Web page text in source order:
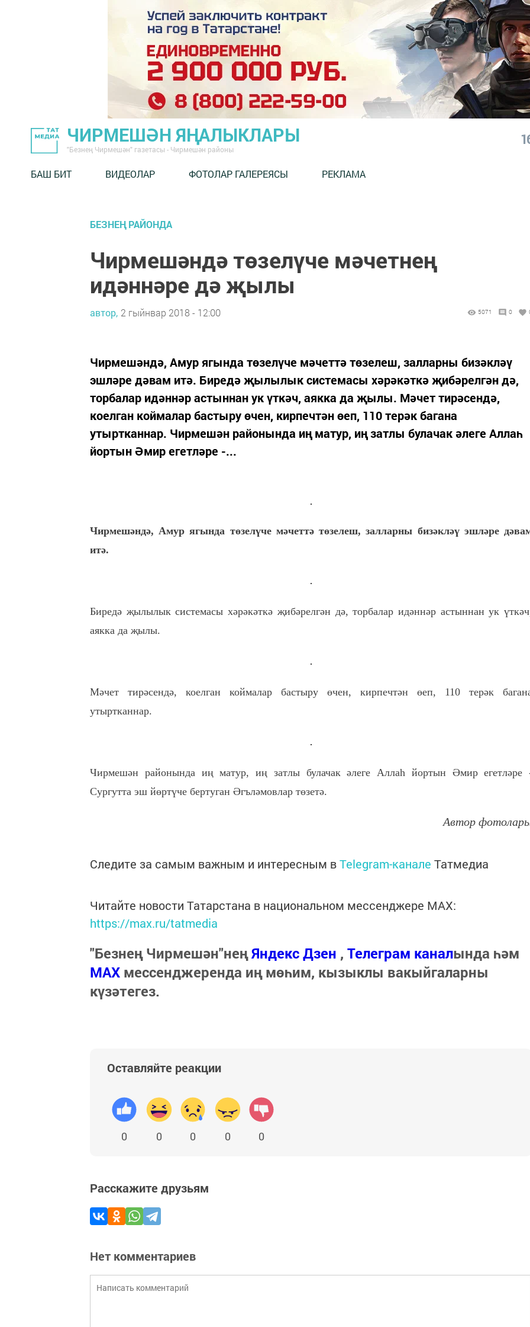
ЧИРМЕШӘН ЯҢАЛЫКЛАРЫ
"Безнең Чирмешән" газетасы - Чирмешән районы
БАШ БИТ ВИДЕОЛАР ФОТОЛАР ГАЛЕРЕЯСЫ РЕКЛАМА
БЕЗНЕҢ РАЙОНДА
Чирмешәндә төзелүче мәчетнең
идәннәре дә җылы
автор, 2 гыйнвар 2018 - 12:00 5071 0
Чирмешәндә, Амур ягында төзелүче мәчеттә төзелеш, залларны бизәкләү
эшләре дәвам итә. Биредә җылылык системасы хәрәкәткә җибәрелгән дә,
торбалар идәннәр астыннан ук үткәч, аякка да җылы. Мәчет тирәсендә,
коелган коймалар бастыру өчен, кирпечтән өеп, 110 терәк багана
утыртканнар. Чирмешән районында иң матур, иң затлы булачак әлеге Аллаһ
йортын Әмир егетләре -...
Чирмешәндә, Амур ягында төзелүче мәчеттә төзелеш, залларны бизәкләү эшләре
итә.
Биредә җылылык системасы хәрәкәткә җибәрелгән дә, торбалар идәннәр астыннан ук
аякка да җылы.
Мәчет тирәсендә, коелган коймалар бастыру өчен, кирпечтән өеп, 110 терәк
утыртканнар.
Чирмешән районында иң матур, иң затлы булачак әлеге Аллаһ йортын Әмир егетләре
Сургутта эш йөртүче бертуган Әгъләмовлар төзетә.
Автор
Следите за самым важным и интересным вTelegram-канале Татмедиа
Читайте новости Татарстана в национальном мессенджере MАХ:
https://max.ru/tatmedia
"Безнең Чирмешән"неңЯндекс Дзен , Телеграм каналында һәм
МАХ мессенджеренда иң мөһим, кызыклы вакыйгаларны
күзәтегез.
Оставляйте реакции
0 0 0 0 0
Расскажите друзьям
Нет комментариев